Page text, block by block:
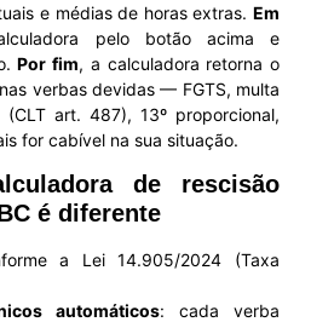
e médias de horas extras. Em
pelo botão acima e
Por fim, a calculadora retorna o
verbas devidas — FGTS, multa
art. 487), 13º proporcional,
for cabível na sua situação.
de rescisão
é diferente
a Lei 14.905/2024 (Taxa
automáticos: cada verba